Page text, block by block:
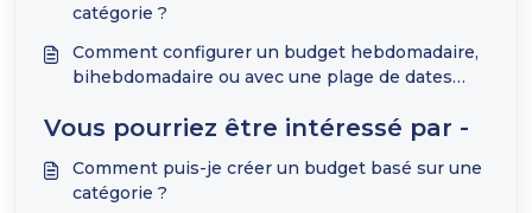
catégorie ?
Comment configurer un budget hebdomadaire,
bihebdomadaire ou avec une plage de dates
Vous pourriez être intéressé par -
Comment puis-je créer un budget basé sur une
catégorie ?